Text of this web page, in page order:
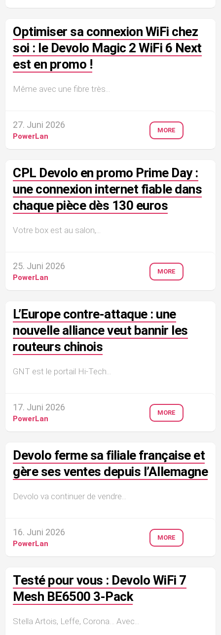
Optimiser sa connexion WiFi chez
soi : le Devolo Magic 2 WiFi 6 Next
est en promo !
Même avec une fibre très...
27. Juni 2026
PowerLan
MORE
CPL Devolo en promo Prime Day :
une connexion internet fiable dans
chaque pièce dès 130 euros
Votre box est au salon,...
25. Juni 2026
PowerLan
MORE
L’Europe contre-attaque : une
nouvelle alliance veut bannir les
routeurs chinois
GNT est le portail Hi-Tech...
17. Juni 2026
PowerLan
MORE
Devolo ferme sa filiale française et
gère ses ventes depuis l’Allemagne
Devolo va continuer de vendre...
16. Juni 2026
PowerLan
MORE
Testé pour vous : Devolo WiFi 7
Mesh BE6500 3-Pack
Stella Artois, Leffe, Corona… Avec...